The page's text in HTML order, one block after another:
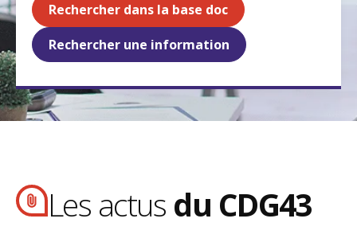
Rechercher dans la base doc
Rechercher une information
Les actus du CDG43